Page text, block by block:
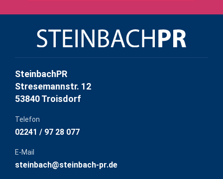
SteinbachPR
Stresemannstr. 12
53840 Troisdorf
Telefon
02241 / 97 28 077
E-Mail
steinbach@steinbach-pr.de